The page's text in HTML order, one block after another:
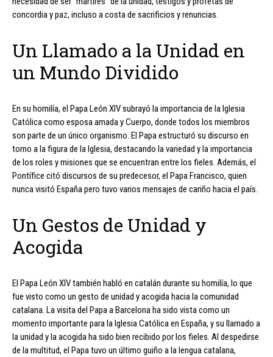
concordia y paz, incluso a costa de sacrificios y renuncias.
Un Llamado a la Unidad en
un Mundo Dividido
En su homilía, el Papa León XIV subrayó la importancia de la Iglesia
Católica como esposa amada y Cuerpo, donde todos los miembros
son parte de un único organismo. El Papa estructuró su discurso en
torno a la figura de la Iglesia, destacando la variedad y la importancia
de los roles y misiones que se encuentran entre los fieles. Además, el
Pontífice citó discursos de su predecesor, el Papa Francisco, quien
nunca visitó España pero tuvo varios mensajes de cariño hacia el país.
Un Gestos de Unidad y
Acogida
El Papa León XIV también habló en catalán durante su homilía, lo que
fue visto como un gesto de unidad y acogida hacia la comunidad
catalana. La visita del Papa a Barcelona ha sido vista como un
momento importante para la Iglesia Católica en España, y su llamado a
la unidad y la acogida ha sido bien recibido por los fieles. Al despedirse
de la multitud, el Papa tuvo un último guiño a la lengua catalana,